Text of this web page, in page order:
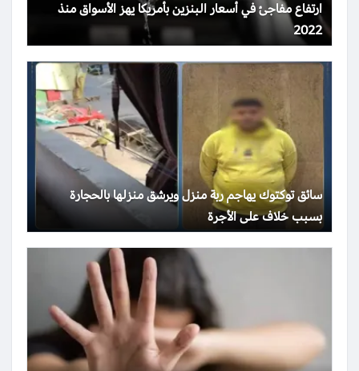
ارتفاع مفاجئ في أسعار البنزين بأمريكا يهز الأسواق منذ
2022
سائق توكتوك يهاجم ربة منزل ويرشق منزلها بالحجارة
بسبب خلاف على الأجرة